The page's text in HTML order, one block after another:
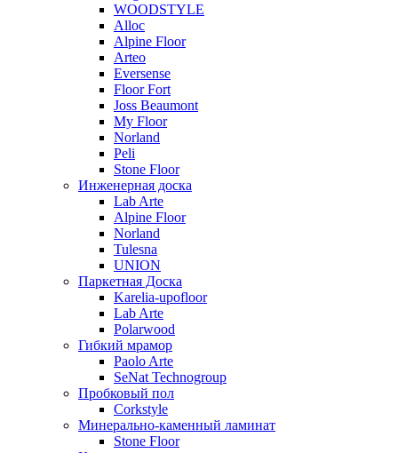
WOODSTYLE
Alloc
Alpine Floor
Arteo
Eversense
Floor Fort
Joss Beaumont
My Floor
Norland
Peli
Stone Floor
Инженерная доска
Lab Arte
Alpine Floor
Norland
Tulesna
UNION
Паркетная Доска
Karelia-upofloor
Lab Arte
Polarwood
Гибкий мрамор
Paolo Arte
SeNat Technogroup
Пробковый пол
Corkstyle
Минерально-каменный ламинат
Stone Floor